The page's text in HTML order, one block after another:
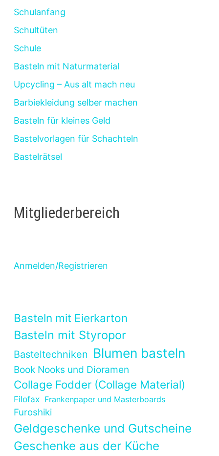
Schulanfang
Schultüten
Schule
Basteln mit Naturmaterial
Upcycling – Aus alt mach neu
Barbiekleidung selber machen
Basteln für kleines Geld
Bastelvorlagen für Schachteln
Bastelrätsel
Mitgliederbereich
Anmelden/Registrieren
Basteln mit Eierkarton
Basteln mit Styropor
Basteltechniken Blumen basteln
Book Nooks und Dioramen
Collage Fodder (Collage Material)
Filofax Frankenpaper und Masterboards
Furoshiki
Geldgeschenke und Gutscheine
Geschenke aus der Küche